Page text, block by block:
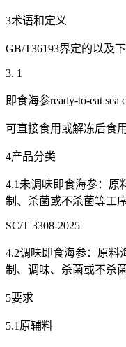
3术语和定义
GB/T36193界定的以及
3. 1
即食海参ready-to-eat sea
可直接食用或解冻后食
4产品分类
4.1未调味即食海参：原
制、杀菌或不杀菌等工
SC/T 3308-2025
4.2调味即食海参：原料
制、调味、杀菌或不杀
5要求
5.1原辅料